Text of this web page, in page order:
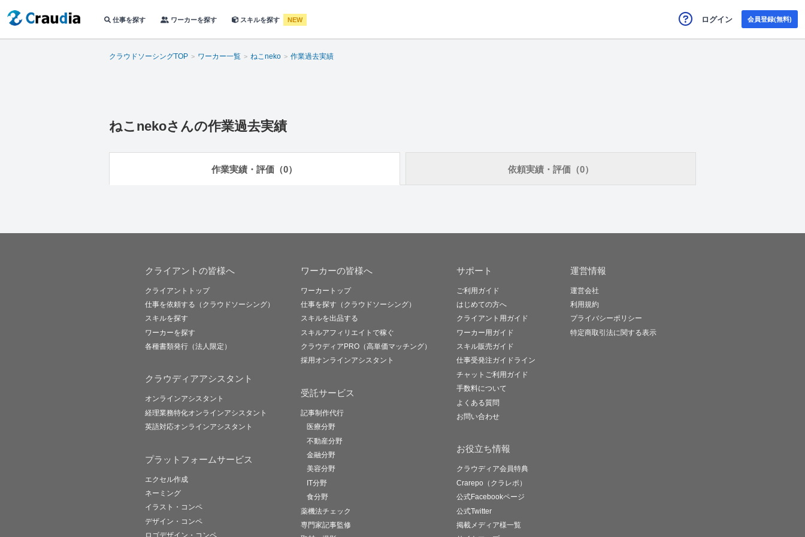
仕事を探す ワーカーを探す スキルを探す NEW ログイン 会員登録(無料)
クラウドソーシングTOP ワーカー一覧 ねこneko 作業過去実績
ねこnekoさんの作業過去実績
作業実績・評価（0） 依頼実績・評価（0）
クライアントの皆様へ
クライアントトップ
仕事を依頼する（クラウドソーシング）
スキルを探す
ワーカーを探す
各種書類発行（法人限定）
クラウディアアシスタント
オンラインアシスタント
経理業務特化オンラインアシスタント
英語対応オンラインアシスタント
プラットフォームサービス
エクセル作成
ネーミング
イラスト・コンペ
デザイン・コンペ
ロゴデザイン・コンペ
ワーカーの皆様へ
ワーカートップ
仕事を探す（クラウドソーシング）
スキルを出品する
スキルアフィリエイトで稼ぐ
クラウディアPRO（高単価マッチング）
採用オンラインアシスタント
受託サービス
記事制作代行
医療分野
不動産分野
金融分野
美容分野
IT分野
食分野
薬機法チェック
専門家記事監修
サポート
ご利用ガイド
はじめての方へ
クライアント用ガイド
ワーカー用ガイド
スキル販売ガイド
仕事受発注ガイドライン
チャットご利用ガイド
手数料について
よくある質問
お問い合わせ
お役立ち情報
クラウディア会員特典
Crarepo（クラレポ）
公式Facebookページ
公式Twitter
掲載メディア様一覧
運営情報
運営会社
利用規約
プライバシーポリシー
特定商取引法に関する表示